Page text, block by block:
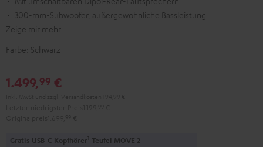
300-mm-Subwoofer, außergewöhnliche Bassleistung
Zeige mir mehr
Farbe: Schwarz
1.499,99 €
Gratis USB-C Kopfhörer1 Teufel MOVE 2